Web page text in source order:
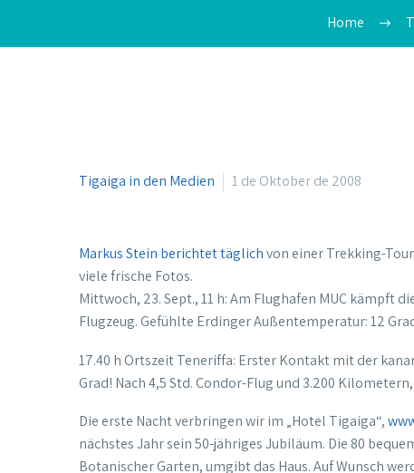
Home
Tigaiga in den Medien 1 de Oktober de 2008
Markus Stein berichtet täglichvon einer Trekking-
viele frische Fotos.
Mittwoch, 23. Sept., 11 h: Am Flughafen MUC kämpft
Flugzeug. Gefühlte Erdinger Außentemperatur: 12
17.40 h Ortszeit Teneriffa: Erster Kontakt mit der
Grad! Nach 4,5 Std. Condor-Flug und 3.200
Die erste Nacht verbringen wir im „Hotel Tigaiga“,
nächstes Jahr sein 50-jähriges Jubiläum. Die 80
Botanischer Garten, umgibt das Haus. Auf Wunsch